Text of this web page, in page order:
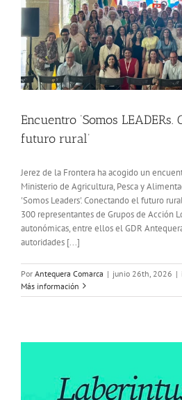
Encuentro ‘Somos LEADERs.
futuro rural’
Jerez de la Frontera ha acogido un
Ministerio de Agricultura, Pesca y
'Somos Leaders'. Conectando el futuro
300 representantes de Grupos de Acción
autonómicas, entre ellos el GDR
autoridades [...]
Por Antequera Comarca | junio 26th, 2026 |
Más información